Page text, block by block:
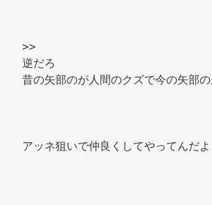
>>
逆だろ
アッネ狙いで仲良くしてやってんだよ